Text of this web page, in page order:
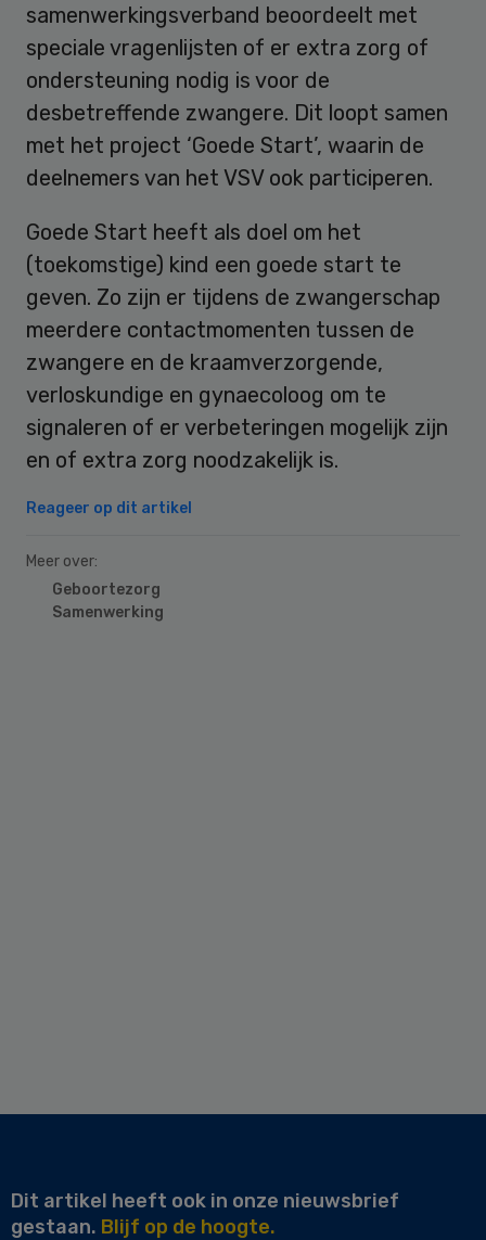
samenwerkingsverband beoordeelt met
speciale vragenlijsten of er extra zorg of
ondersteuning nodig is voor de
desbetreffende zwangere. Dit loopt samen
met het project ‘Goede Start’, waarin de
deelnemers van het VSV ook participeren.
Goede Start heeft als doel om het
(toekomstige) kind een goede start te
geven. Zo zijn er tijdens de zwangerschap
meerdere contactmomenten tussen de
zwangere en de kraamverzorgende,
verloskundige en gynaecoloog om te
signaleren of er verbeteringen mogelijk zijn
en of extra zorg noodzakelijk is.
Reageer op dit artikel
Meer over:
Geboortezorg
Samenwerking
Dit artikel heeft ook in onze nieuwsbrief
gestaan. Blijf op de hoogte.